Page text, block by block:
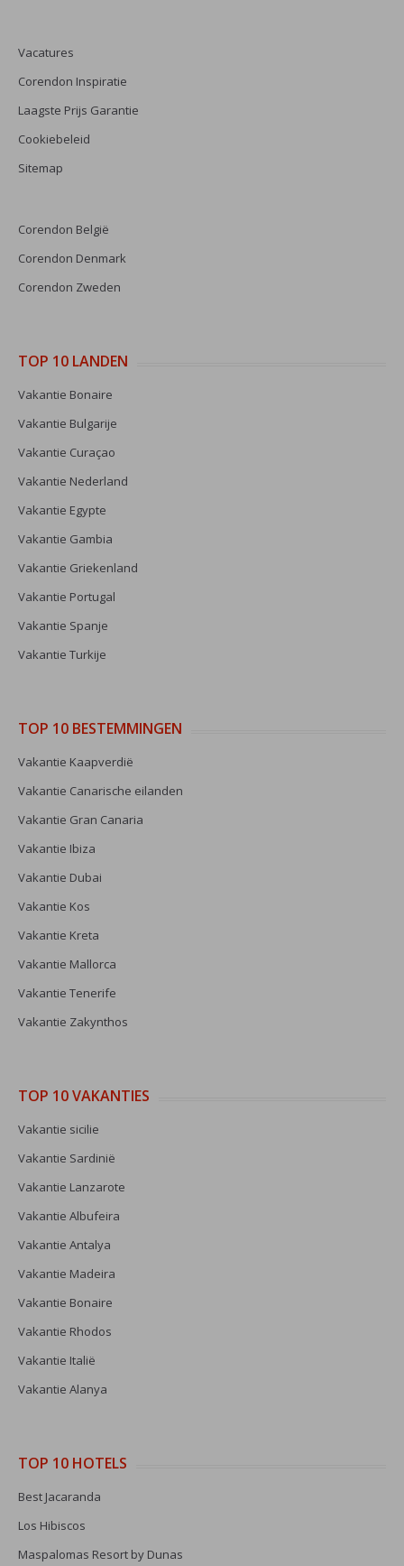
Vacatures
Corendon Inspiratie
Laagste Prijs Garantie
Cookiebeleid
Sitemap
Corendon België
Corendon Denmark
Corendon Zweden
TOP 10 LANDEN
Vakantie Bonaire
Vakantie Bulgarije
Vakantie Curaçao
Vakantie Nederland
Vakantie Egypte
Vakantie Gambia
Vakantie Griekenland
Vakantie Portugal
Vakantie Spanje
Vakantie Turkije
TOP 10 BESTEMMINGEN
Vakantie Kaapverdië
Vakantie Canarische eilanden
Vakantie Gran Canaria
Vakantie Ibiza
Vakantie Dubai
Vakantie Kos
Vakantie Kreta
Vakantie Mallorca
Vakantie Tenerife
Vakantie Zakynthos
TOP 10 VAKANTIES
Vakantie sicilie
Vakantie Sardinië
Vakantie Lanzarote
Vakantie Albufeira
Vakantie Antalya
Vakantie Madeira
Vakantie Bonaire
Vakantie Rhodos
Vakantie Italië
Vakantie Alanya
TOP 10 HOTELS
Best Jacaranda
Los Hibiscos
Maspalomas Resort by Dunas